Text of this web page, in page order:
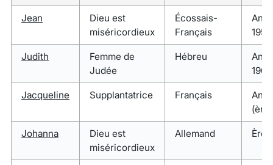
Jean
Dieu est
miséricordieux
Écossais-
Français
1950
Judith
Femme de
Judée
Hébreu
1960
Jacqueline Supplantatrice Français
(ère
Johanna
Dieu est
miséricordieux
Allemand Ère